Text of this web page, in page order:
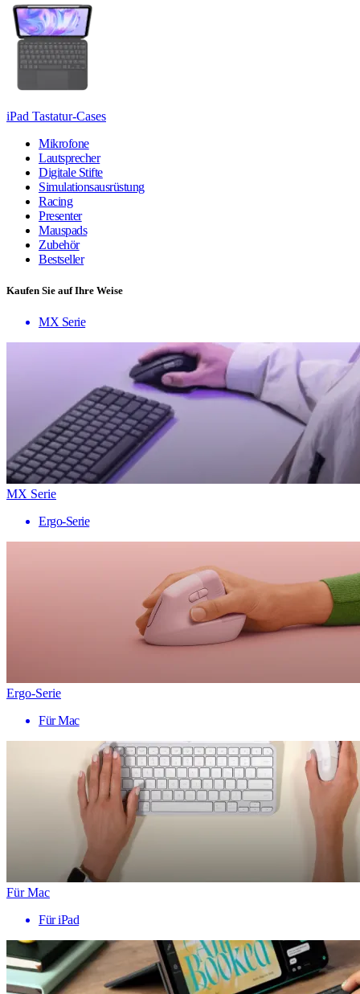
iPad Tastatur-Cases
Mikrofone
Lautsprecher
Digitale Stifte
Simulationsausrüstung
Racing
Presenter
Mauspads
Zubehör
Bestseller
Kaufen Sie auf Ihre Weise
MX Serie
MX Serie
Ergo-Serie
Ergo-Serie
Für Mac
Für Mac
Für iPad